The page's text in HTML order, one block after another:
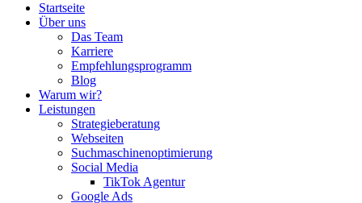
Startseite
Über uns
Das Team
Karriere
Empfehlungsprogramm
Blog
Warum wir?
Leistungen
Strategieberatung
Webseiten
Suchmaschinenoptimierung
Social Media
TikTok Agentur
Google Ads